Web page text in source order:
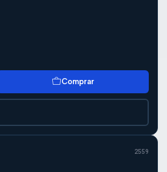
Comprar
2559